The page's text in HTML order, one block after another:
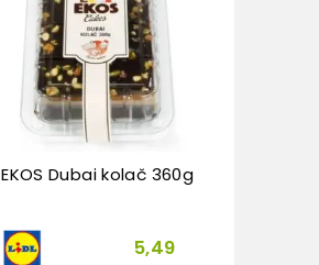
EKOS Dubai kolač 360g
5,49